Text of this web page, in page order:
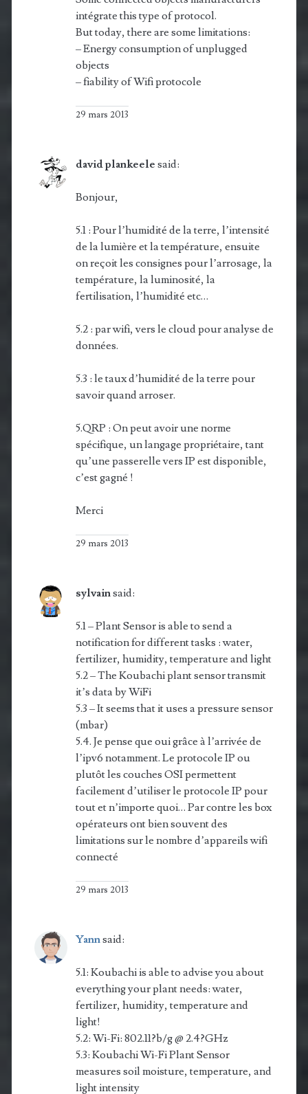
intégrate this type of protocol.
But today, there are some limitations:
– Energy consumption of unplugged
objects
– fiability of Wifi protocole
29 mars 2013
david plankeele said:
Bonjour,
5.1 : Pour l’humidité de la terre, l’intensité
de la lumière et la température, ensuite
on reçoit les consignes pour l’arrosage, la
température, la luminosité, la
fertilisation, l’humidité etc…
5.2 : par wifi, vers le cloud pour analyse de
données.
5.3 : le taux d’humidité de la terre pour
savoir quand arroser.
5.QRP : On peut avoir une norme
spécifique, un langage propriétaire, tant
qu’une passerelle vers IP est disponible,
c’est gagné !
Merci
29 mars 2013
sylvainsaid:
5.1 – Plant Sensor is able to send a
notification for different tasks : water,
fertilizer, hu­mi­di­ty, temperature and light
5.2 – The Koubachi plant sensor transmit
it’s data by WiFi
5.3 – It seems that it uses a pressure sensor
(mbar)
5.4. Je pense que oui grâce à l’arrivée de
l’ipv6 notamment. Le protocole IP ou
plutôt les couches OSI permettent
facilement d’utiliser le protocole IP pour
tout et n’importe quoi… Par contre les box
opérateurs ont bien souvent des
limitations sur le nombre d’appareils wifi
connecté
29 mars 2013
Yannsaid:
5.1: Koubachi is able to advise you about
everything your plant needs: water,
fertilizer, hu­mi­di­ty, temperature and
light!
5.2: Wi-Fi: 802.11?b/g @ 2.4?GHz
5.3: Koubachi Wi-Fi Plant Sensor
measures soil moisture, tem­perature, and
light intensity